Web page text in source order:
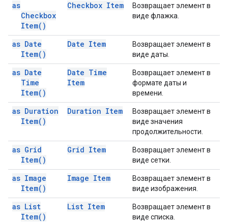
as
Checkbox
Item( )
Checkbox Item
Возвращает элемент в
виде флажка.
as Date
Item( )
Date Item
Возвращает элемент в
виде даты.
as Date
Time
Item( )
Date Time
Item
Возвращает элемент в
формате даты и
времени.
as Duration
Item( )
Duration Item
Возвращает элемент в
виде значения
продолжительности.
as Grid
Item( )
Grid Item
Возвращает элемент в
виде сетки.
as Image
Item( )
Image Item
Возвращает элемент в
виде изображения.
as List
Item( )
List Item
Возвращает элемент в
виде списка.